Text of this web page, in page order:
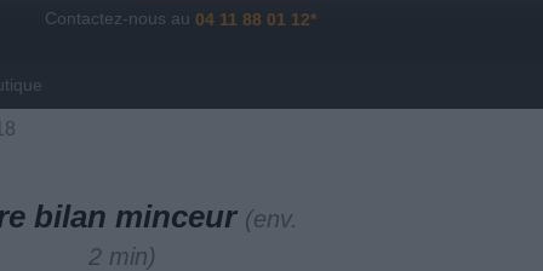
Contactez-nous au 04 11 88 01 12*
bilan minceur (env.
2 min)